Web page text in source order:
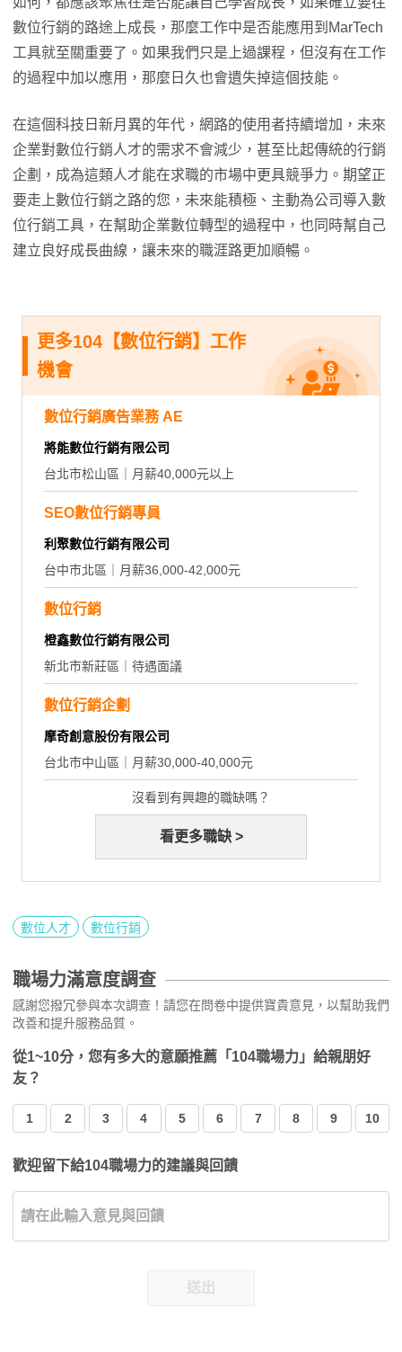
數位行銷的路途上成長，那麼工作中是否能應用到MarTech
工具就至關重要了。如果我們只是上過課程，但沒有在工作
的過程中加以應用，那麼日久也會遺失掉這個技能。
在這個科技日新月異的年代，網路的使用者持續增加，未來
企業對數位行銷人才的需求不會減少，甚至比起傳統的行銷
企劃，成為這類人才能在求職的市場中更具競爭力。期望正
要走上數位行銷之路的您，未來能積極、主動為公司導入數
位行銷工具，在幫助企業數位轉型的過程中，也同時幫自己
建立良好成長曲線，讓未來的職涯路更加順暢。
更多104【數位行銷】工作
機會
數位行銷廣告業務 AE
將能數位行銷有限公司
台北市松山區｜月薪40,000元以上
SEO數位行銷專員
利聚數位行銷有限公司
台中市北區｜月薪36,000-42,000元
數位行銷
橙鑫數位行銷有限公司
新北市新莊區｜待遇面議
數位行銷企劃
摩奇創意股份有限公司
台北市中山區｜月薪30,000-40,000元
沒看到有興趣的職缺嗎？
看更多職缺 >
數位人才 數位行銷
職場力滿意度調查
感謝您撥冗參與本次調查！請您在問卷中提供寶貴意見，以幫助我們
改善和提升服務品質。
從1~10分，您有多大的意願推薦「104職場力」給親朋好
友？
1 2 3 4 5 6 7 8 9 10
歡迎留下給104職場力的建議與回饋
送出